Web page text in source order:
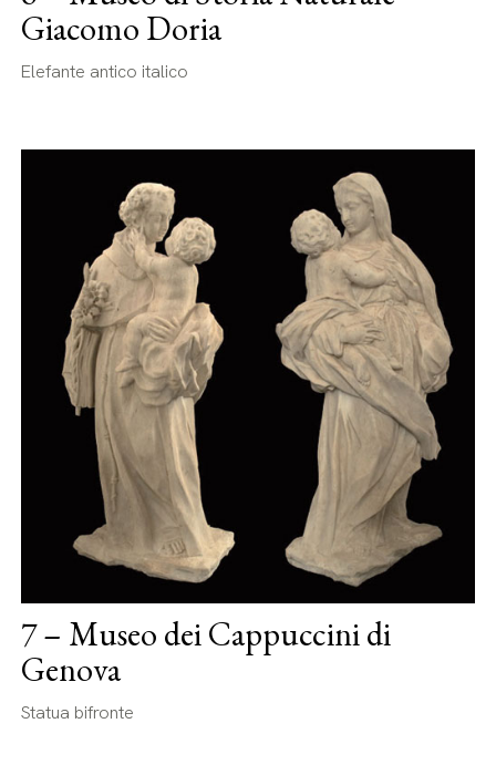
Giacomo Doria
Elefante antico italico
7 – Museo dei Cappuccini di
Genova
Statua bifronte